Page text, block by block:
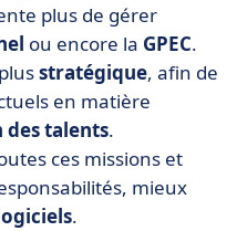
? Top 13 des meilleurs
plus de gérer
ou encore la GPEC.
stratégique, afin de
en matière
talents.
ces missions et
mieux
.